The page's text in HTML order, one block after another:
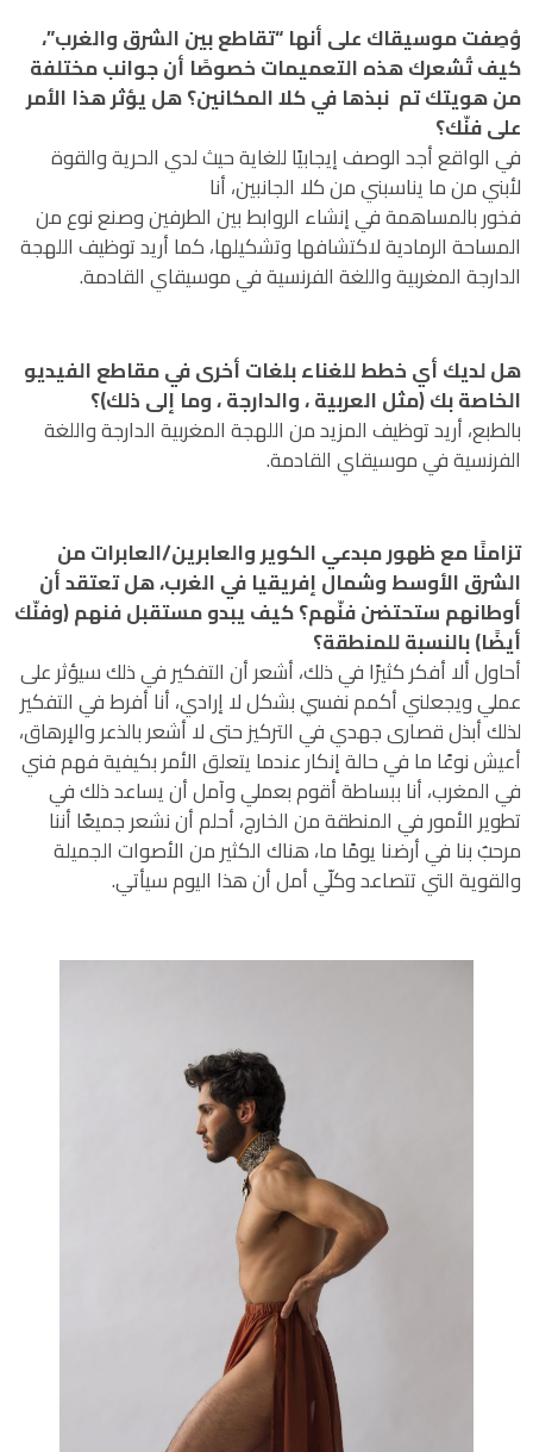
وُصِفت موسيقاك على أنها “تقاطع بين الشرق والغرب”،
كيف تُشعرك هذه التعميمات خصوصًا أن جوانب مختلفة
من هويتك تم نبذها في كلا المكانين؟ هل يؤثر هذا الأمر
على فنّك؟
في الواقع أجد الوصف إيجابيًا للغاية حيث لدي الحرية والقوة
لأبني من ما يناسبني من كلا الجانبين، أنا
فخور بالمساهمة في إنشاء الروابط بين الطرفين وصنع نوع من
المساحة الرمادية لاكتشافها وتشكيلها، كما أريد توظيف اللهجة
الدارجة المغربية واللغة الفرنسية في موسيقاي القادمة.
هل لديك أي خطط للغناء بلغات أخرى في مقاطع الفيديو
الخاصة بك (مثل العربية ، والدارجة ، وما إلى ذلك)؟
بالطبع، أريد توظيف المزيد من اللهجة المغربية الدارجة واللغة
الفرنسية في موسيقاي القادمة.
تزامنًا مع ظهور مبدعي الكوير والعابرين/العابرات من
الشرق الأوسط وشمال إفريقيا في الغرب، هل تعتقد أن
أوطانهم ستحتضن فنّهم؟ كيف يبدو مستقبل فنهم (وفنّك
أيضًا) بالنسبة للمنطقة؟
أحاول ألا أفكر كثيرًا في ذلك، أشعر أن التفكير في ذلك سيؤثر على
عملي ويجعلني أكمم نفسي بشكل لا إرادي، أنا أفرط في التفكير
لذلك أبذل قصارى جهدي في التركيز حتى لا أشعر بالذعر والإرهاق،
أعيش نوعًا ما في حالة إنكار عندما يتعلق الأمر بكيفية فهم فني
في المغرب، أنا ببساطة أقوم بعملي وآمل أن يساعد ذلك في
تطوير الأمور في المنطقة من الخارج، أحلم أن نشعر جميعًا أننا
مرحبٌ بنا في أرضنا يومًا ما، هناك الكثير من الأصوات الجميلة
والقوية التي تتصاعد وكلّي أمل أن هذا اليوم سيأتي.